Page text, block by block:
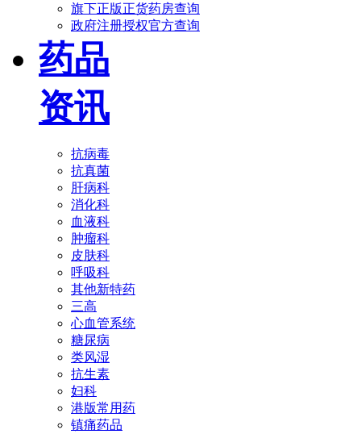
旗下正版正货药房查询
政府注册授权官方查询
药品
资讯
抗病毒
抗真菌
肝病科
消化科
血液科
肿瘤科
皮肤科
呼吸科
其他新特药
三高
心血管系统
糖尿病
类风湿
抗生素
妇科
港版常用药
镇痛药品